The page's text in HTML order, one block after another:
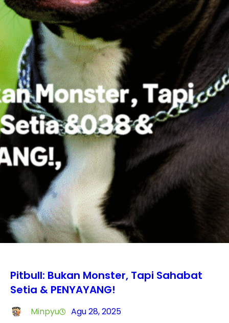
Pitbull: Bukan Monster, Tapi Sahabat
Setia & PENYAYANG!
Minpyu
Agu 28, 2025